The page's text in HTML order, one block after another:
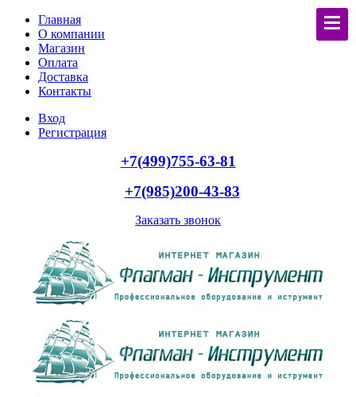
Главная
О компании
Магазин
Оплата
Доставка
Контакты
Вход
Регистрация
+7(499)755-63-81
+7(985)200-43-83
Заказать звонок